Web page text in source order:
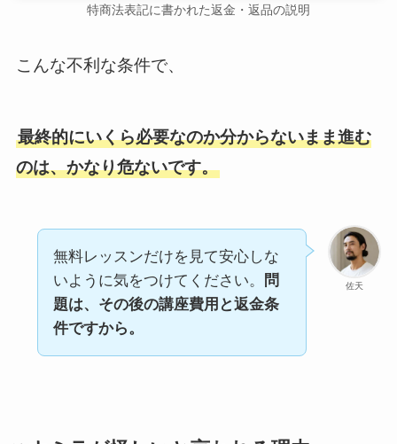
特商法表記に書かれた返金・返品の説明
こんな不利な条件で、
最終的にいくら必要なのか分からないまま進む
のは、かなり危ないです。
佐天
無料レッスンだけを見て安心しな
いように気をつけてください。
問
題は、その後の講座費用と返金条
件ですから。